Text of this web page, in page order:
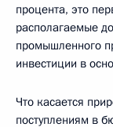
процента, это
располагаемые
промышленного
инвестиции в
Что касается
поступлениям в